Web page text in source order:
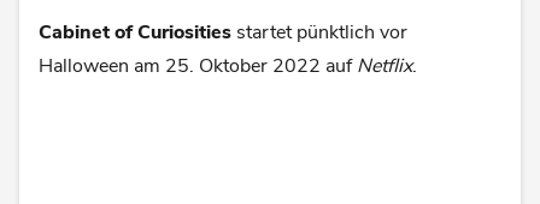
Cabinet of Curiosities startet pünktlich vor
Halloween am 25. Oktober 2022 aufNetflix.